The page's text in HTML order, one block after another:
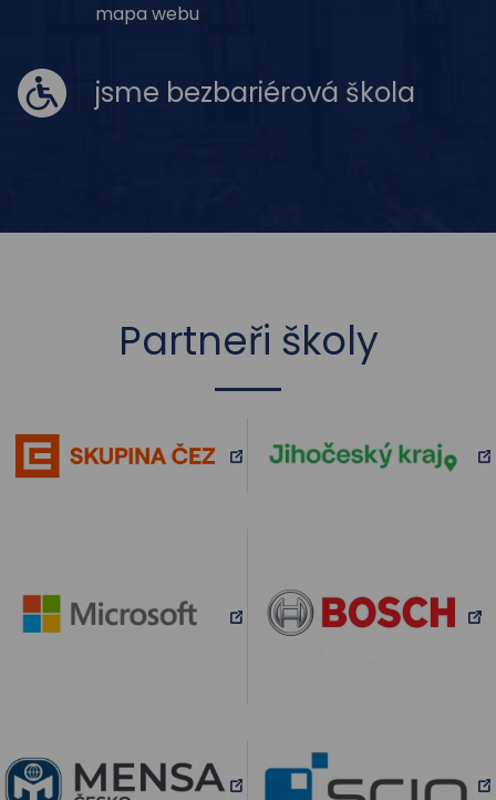
mapa webu
jsme bezbariérová škola
Partneři školy